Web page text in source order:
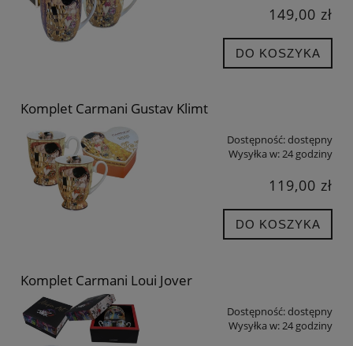
149,00 zł
DO KOSZYKA
Komplet Carmani Gustav Klimt
Dostępność:dostępny
Wysyłka w:24 godziny
119,00 zł
DO KOSZYKA
Komplet Carmani Loui Jover
Dostępność:dostępny
Wysyłka w: 24 godziny